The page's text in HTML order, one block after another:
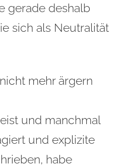
gerade deshalb
sich als Neutralität
mehr ärgern
und manchmal
und explizite
habe